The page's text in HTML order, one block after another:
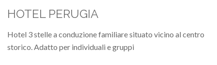
HOTEL PERUGIA
Hotel 3 stelle a conduzione familiare situato vicino al centro
storico. Adatto per individuali e gruppi